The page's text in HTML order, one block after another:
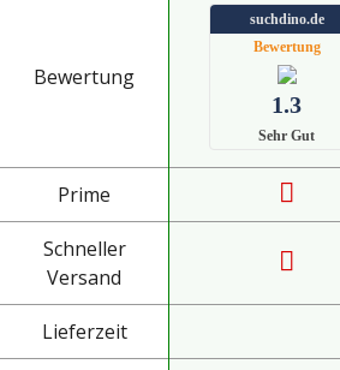
Bewertung
suchdino.de
Bewertung
1.3
Sehr Gut
Prime
Schneller
Versand
Lieferzeit